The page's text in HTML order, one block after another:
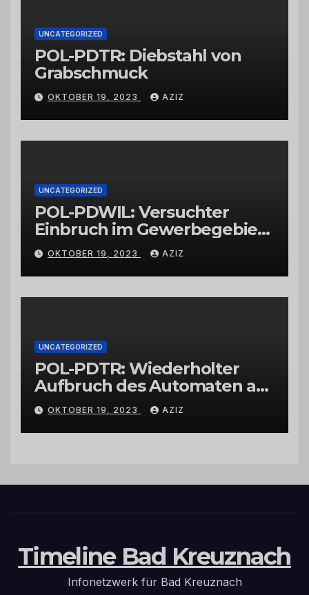
UNCATEGORIZED
POL-PDTR: Diebstahl von
Grabschmuck
OKTOBER 19, 2023 AZIZ
UNCATEGORIZED
POL-PDWIL: Versuchter
Einbruch im Gewerbegebiet
Wittlich
OKTOBER 19, 2023 AZIZ
UNCATEGORIZED
POL-PDTR: Wiederholter
Aufbruch des Automaten am
Wohnmobilstellplatz in
Hermeskeil am Labachweg
OKTOBER 19, 2023 AZIZ
Timeline Bad Kreuznach
Infonetzwerk für Bad Kreuznach